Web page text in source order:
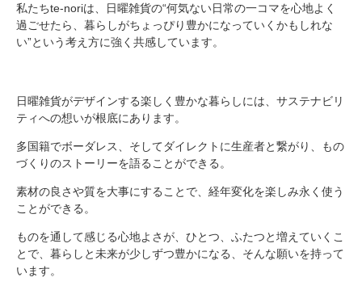
私たちte-noriは、日曜雑貨の“何気ない日常の一コマを心地よく
過ごせたら、暮らしがちょっぴり豊かになっていくかもしれな
い”という考え方に強く共感しています。
日曜雑貨がデザインする楽しく豊かな暮らしには、サステナビリ
ティへの想いが根底にあります。
多国籍でボーダレス、そしてダイレクトに生産者と繋がり、もの
づくりのストーリーを語ることができる。
素材の良さや質を大事にすることで、経年変化を楽しみ永く使う
ことができる。
ものを通して感じる心地よさが、ひとつ、ふたつと増えていくこ
とで、暮らしと未来が少しずつ豊かになる、そんな願いを持って
います。